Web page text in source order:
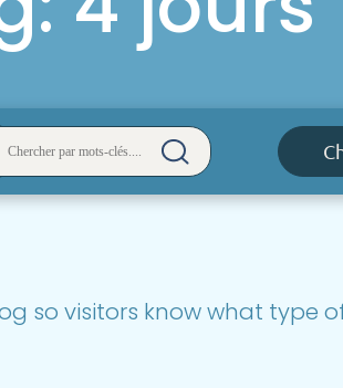
so visitors know what type